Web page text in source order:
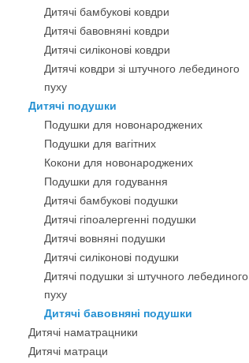
Дитячі бамбукові ковдри
Дитячі бавовняні ковдри
Дитячі силіконові ковдри
Дитячі ковдри зі штучного лебединого
пуху
Дитячі подушки
Подушки для новонароджених
Подушки для вагітних
Кокони для новонароджених
Подушки для годування
Дитячі бамбукові подушки
Дитячі гіпоалергенні подушки
Дитячі вовняні подушки
Дитячі силіконові подушки
Дитячі подушки зі штучного лебединого
пуху
Дитячі бавовняні подушки
Дитячі наматрацники
Дитячі матраци